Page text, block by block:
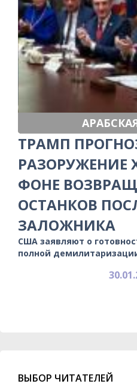
ТРАМП
РАЗОРУЖЕНИЕ
ФОНЕ
ОСТАНКОВ
ЗАЛОЖНИКА
США заявляют о
полной
ВЫБОР ЧИТАТЕЛЕЙ